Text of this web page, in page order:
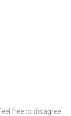
free to disagree